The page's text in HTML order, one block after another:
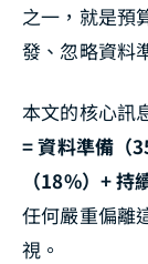
之一，就是
發、忽略資料
本文的核心訊
= 資料準備（
（18%）+ 持
任何嚴重偏離
視。